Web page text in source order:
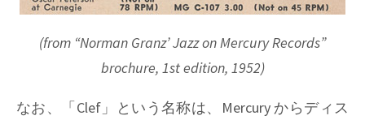
(from “Norman Granz’ Jazz on Mercury Records”
brochure, 1st edition, 1952)
なお、「Clef」という名称は、Mercury からディス